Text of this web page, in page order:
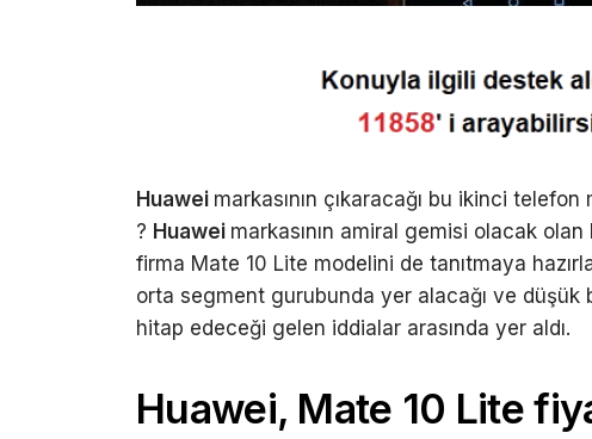
Huawei markasının çıkaracağı bu ikinci
? Huawei markasının amiral gemisi olacak
firma Mate 10 Lite modelini de tanıtmaya
orta segment gurubunda yer alacağı ve düşük
hitap edeceği gelen iddialar arasında yer aldı.
Huawei, Mate 10 Lite